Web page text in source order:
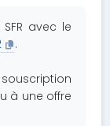
avec le
.
à une offre